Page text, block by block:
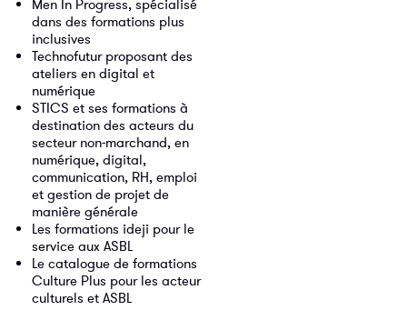
Men In Progress, spécialisé
dans des formations plus
inclusives
Technofutur proposant des
ateliers en digital et
numérique
STICS et ses formations à
destination des acteurs du
secteur non-marchand, en
numérique, digital,
communication, RH, emploi
et gestion de projet de
manière générale
Les formations ideji pour le
service aux ASBL
Le catalogue de formations
Culture Plus pour les acteur
culturels et ASBL